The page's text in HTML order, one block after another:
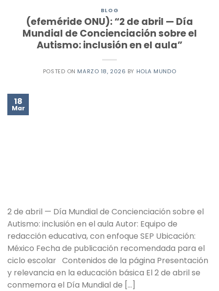
BLOG
(efeméride ONU): “2 de abril — Día
Mundial de Concienciación sobre el
Autismo: inclusión en el aula”
POSTED ON MARZO 18, 2026 BY HOLA MUNDO
18
Mar
2 de abril — Día Mundial de Concienciación sobre el
Autismo: inclusión en el aula Autor: Equipo de
redacción educativa, con enfoque SEP Ubicación:
México Fecha de publicación recomendada para el
ciclo escolar Contenidos de la página Presentación
y relevancia en la educación básica El 2 de abril se
conmemora el Día Mundial de […]